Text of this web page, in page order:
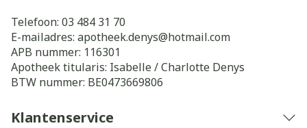
Telefoon: 03 484 31 70
E-mailadres: apotheek.denys@hotmail.com
APB nummer: 116301
Apotheek titularis: Isabelle / Charlotte Denys
BTW nummer: BE0473669806
Klantenservice